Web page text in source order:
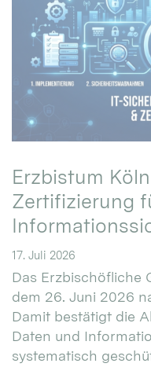
Erzbistum
Zertifizierung
17. Juli 2026
Das Erzbischöfliche
dem 26. Juni 2026
Damit bestätigt die
Daten und
systematisch